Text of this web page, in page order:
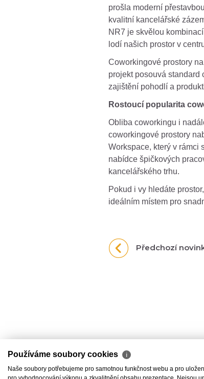
prošla moderní
kvalitní kancelářské
NR7 je skvělou
lodí našich prostor v
Coworkingové prostory
projekt posouvá standard
zajištění pohodlí a
Rostoucí popularita
Obliba coworkingu i
coworkingové prostory
Workspace, který v rámci
nabídce špičkových
kancelářského trhu.
Pokud i vy hledáte
ideálním místem pro
Předchozí
Používáme soubory cookies ℹ
Naše soubory potřebujeme pro samotnou funkčnost webu a pro